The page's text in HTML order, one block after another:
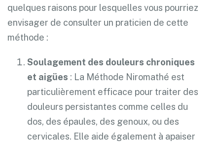
quelques raisons pour lesquelles vous pourriez
envisager de consulter un praticien de cette
méthode :
Soulagement des douleurs chroniques
et aigües : La Méthode Niromathé est
particulièrement efficace pour traiter des
douleurs persistantes comme celles du
dos, des épaules, des genoux, ou des
cervicales. Elle aide également à apaiser